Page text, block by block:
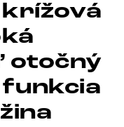
otočný
funkcia